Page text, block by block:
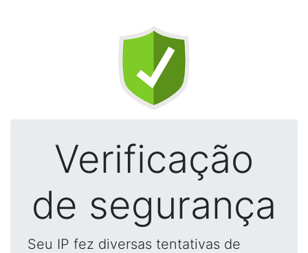
Verificação
de segurança
Seu IP fez diversas tentativas de